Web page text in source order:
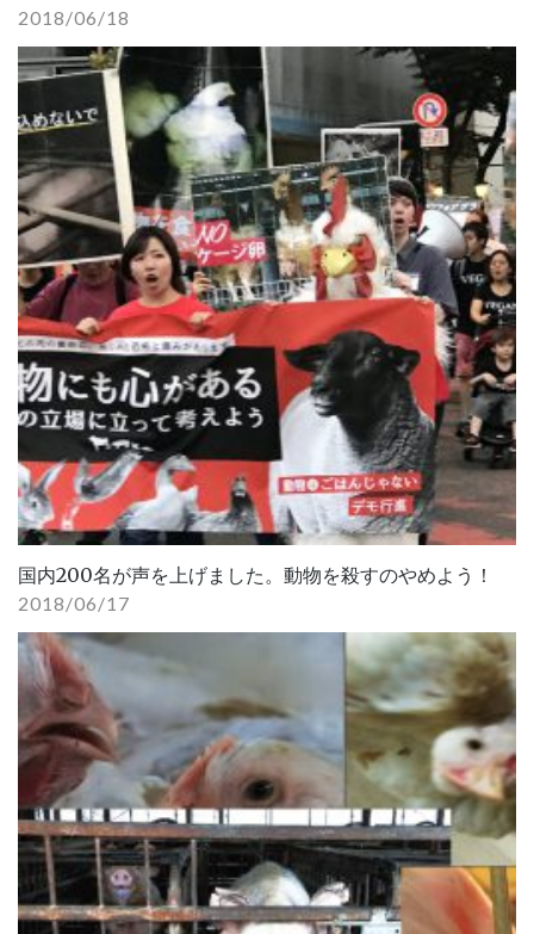
2018/06/18
国内200名が声を上げました。動物を殺すのやめよう！
2018/06/17